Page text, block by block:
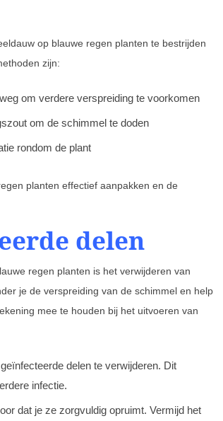
op blauwe regen planten te bestrijden
zijn:
om verdere verspreiding te voorkomen
om de schimmel te doden
rondom de plant
planten effectief aanpakken en de
delen
regen planten is het verwijderen van
je de verspreiding van de schimmel en help
mee te houden bij het uitvoeren van
delen te verwijderen. Dit
infectie.
dat je ze zorgvuldig opruimt. Vermijd het